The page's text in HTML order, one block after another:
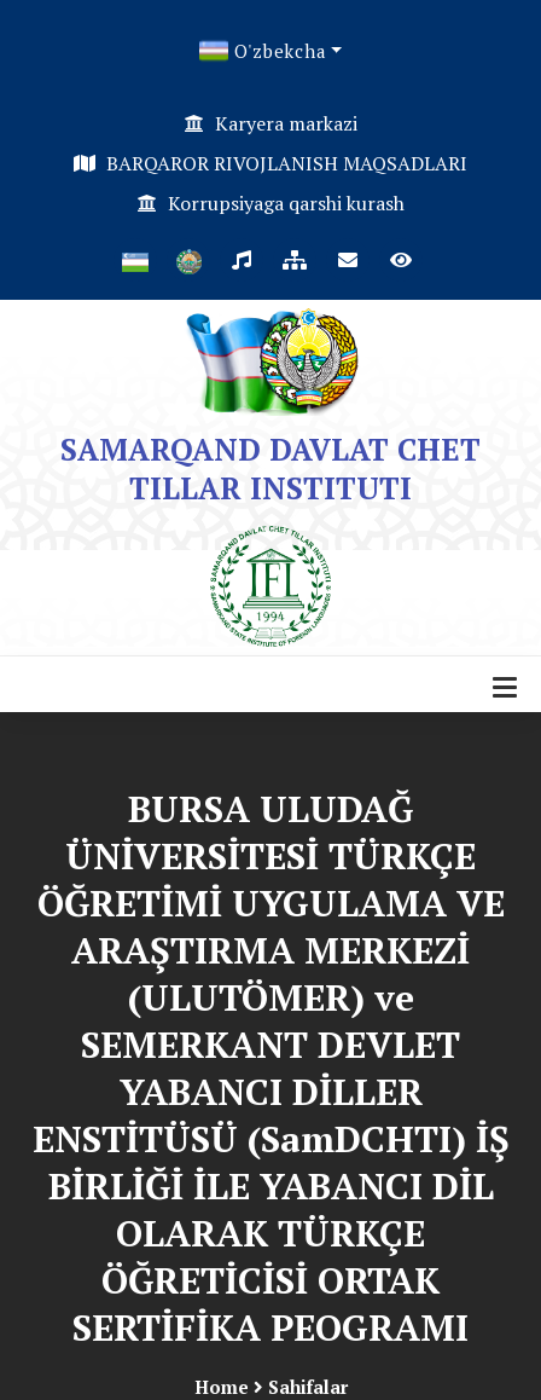
O'zbekcha
Karyera markazi
BARQAROR RIVOJLANISH MAQSADLARI
Korrupsiyaga qarshi kurash
SAMARQAND DAVLAT CHET
TILLAR INSTITUTI
BURSA ULUDAĞ
ÜNİVERSİTESİ TÜRKÇE
ÖĞRETİMİ UYGULAMA VE
ARAŞTIRMA MERKEZİ
(ULUTÖMER) ve
SEMERKANT DEVLET
YABANCI DİLLER
ENSTİTÜSÜ (SamDCHTI) İŞ
BİRLİĞİ İLE YABANCI DİL
OLARAK TÜRKÇE
ÖĞRETİCİSİ ORTAK
SERTİFİKA PEOGRAMI
Home Sahifalar